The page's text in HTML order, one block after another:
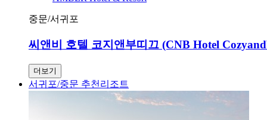
중문/서귀포
씨앤비 호텔 코지앤부띠끄 (CNB Hotel
더보기
서귀포/중문 추천리조트